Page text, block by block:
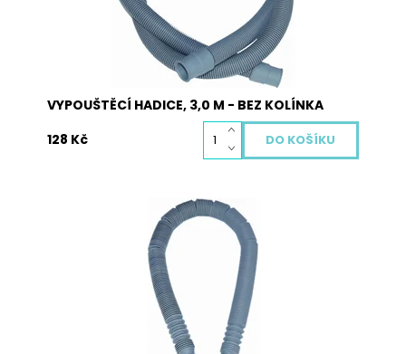
VYPOUŠTĚCÍ HADICE, 3,0 M - BEZ KOLÍNKA
128 Kč
Hadice vypouštěcí – roztažitelná. Hadici si
můžete nastavit dle potřeby od 0,9 do 3,0 m.
Skladem
5010